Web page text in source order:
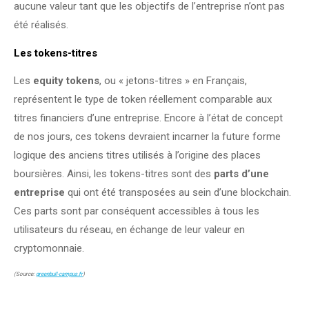
aucune valeur tant que les objectifs de l’entreprise n’ont pas
été réalisés.
Les tokens-titres
Les equity tokens, ou « jetons-titres » en Français,
représentent le type de token réellement comparable aux
titres financiers d’une entreprise. Encore à l’état de concept
de nos jours, ces tokens devraient incarner la future forme
logique des anciens titres utilisés à l’origine des places
boursières. Ainsi, les tokens-titres sont des parts d’une
entreprise qui ont été transposées au sein d’une blockchain.
Ces parts sont par conséquent accessibles à tous les
utilisateurs du réseau, en échange de leur valeur en
cryptomonnaie.
(Source: greenbull-campus.fr)